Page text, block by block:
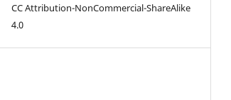
CC Attribution-NonCommercial-ShareAlike
4.0